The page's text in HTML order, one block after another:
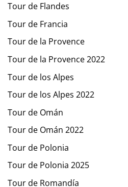
Tour de Flandes
Tour de Francia
Tour de la Provence
Tour de la Provence 2022
Tour de los Alpes
Tour de los Alpes 2022
Tour de Omán
Tour de Omán 2022
Tour de Polonia
Tour de Polonia 2025
Tour de Romandía